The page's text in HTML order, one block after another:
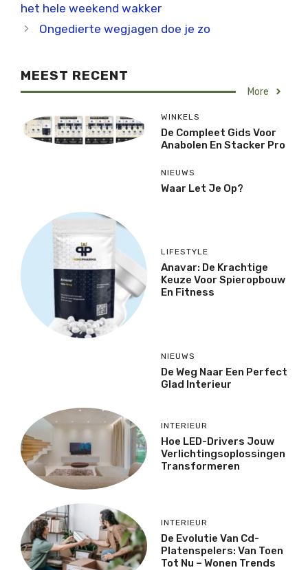
het hele weekend wakker
Ongedierte wegjagen doe je zo
MEEST RECENT
More
WINKELS
De Compleet Gids Voor
Anabolen En Stacker Pro
NIEUWS
Waar Let Je Op?
LIFESTYLE
Anavar: De Krachtige
Keuze Voor Spieropbouw
En Fitness
NIEUWS
De Weg Naar Een Perfect
Glad Interieur
INTERIEUR
Hoe LED-Drivers Jouw
Verlichtingsoplossingen
Transformeren
INTERIEUR
De Evolutie Van Cd-
Platenspelers: Van Toen
Tot Nu – Wonen Trends